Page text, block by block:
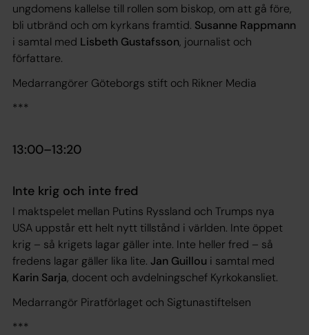
ungdomens kallelse till rollen som biskop, om att gå före,
bli utbränd och om kyrkans framtid. Susanne Rappmann
i samtal med Lisbeth Gustafsson, journalist och
författare.
Medarrangörer Göteborgs stift och Rikner Media
***
13:00­–13:20
Inte krig och inte fred
I maktspelet mellan Putins Ryssland och Trumps nya
USA uppstår ett helt nytt tillstånd i världen. Inte öppet
krig – så krigets lagar gäller inte. Inte heller fred – så
fredens lagar gäller lika lite. Jan Guillou i samtal med
Karin Sarja, docent och avdelningschef Kyrkokansliet.
Medarrangör Piratförlaget och Sigtunastiftelsen
***